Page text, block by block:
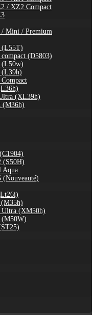
/ XZ2 Compact
/ Mini / Premium
(L55T)
(D5803)
(L50w)
(L39h)
(XL39h)
(M36h)
(S50H)
Aqua
(Nouveauté)
(M35h)
Ultra (XM50h)
(M50W)